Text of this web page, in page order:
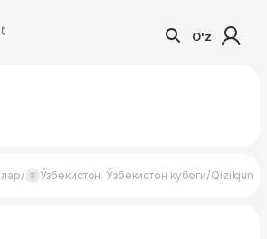
O'z
/ Ўзбекистон. Ўзбекистон кубоги/Qizilqum